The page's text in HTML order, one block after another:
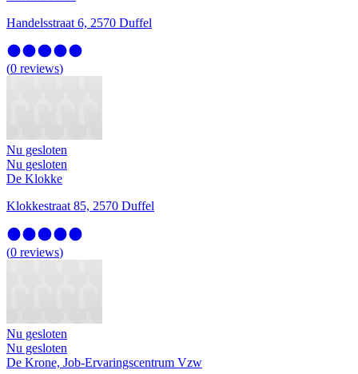
Handelsstraat 6, 2570 Duffel
(0 reviews)
Nu gesloten
Nu gesloten
De Klokke
Klokkestraat 85, 2570 Duffel
(0 reviews)
Nu gesloten
Nu gesloten
De Krone, Job-Ervaringscentrum Vzw